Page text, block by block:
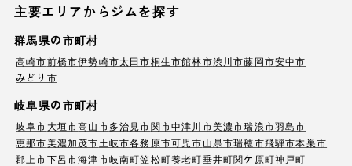
主要エリアからジムを探す
群馬県の市町村
高崎市前橋市伊勢崎市太田市桐生市館林市渋川市藤岡市安中市
みどり市
岐阜県の市町村
岐阜市大垣市高山市多治見市関市中津川市美濃市瑞浪市羽島市
恵那市美濃加茂市土岐市各務原市可児市山県市瑞穂市飛騨市本巣市
郡上市下呂市海津市岐南町笠松町養老町垂井町関ケ原町神戸町